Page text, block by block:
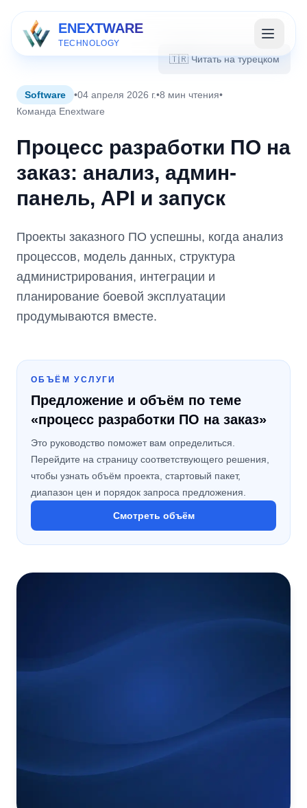
ENEXTWARE
TECHNOLOGY
🇹🇷 Читать на турецком
Software •04 апреля 2026 г.•8 мин чтения•
Команда Enextware
Процесс разработки ПО на
заказ: анализ, админ-
панель, API и запуск
Проекты заказного ПО успешны, когда анализ
процессов, модель данных, структура
администрирования, интеграции и
планирование боевой эксплуатации
продумываются вместе.
ОБЪЁМ УСЛУГИ
Предложение и объём по теме
«процесс разработки ПО на заказ»
Это руководство поможет вам определиться.
Перейдите на страницу соответствующего решения,
чтобы узнать объём проекта, стартовый пакет,
диапазон цен и порядок запроса предложения.
Смотреть объём